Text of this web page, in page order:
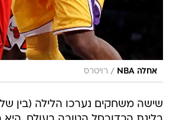
אחלה NBA / רויטרס
שישה משחקים נערכו הלילה (בין